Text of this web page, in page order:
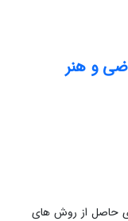
و هنر
حاصل از روش های